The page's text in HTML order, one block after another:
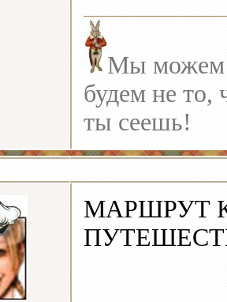
Мы можем
будем не то,
ты сеешь!
МАРШРУТ